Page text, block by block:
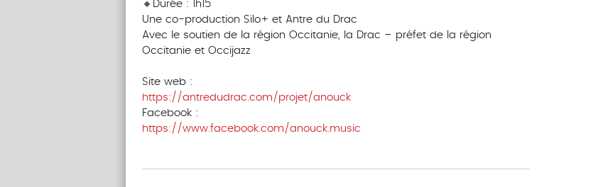
🔸Durée : 1h15
Une co-production Silo+ et Antre du Drac
Avec le soutien de la région Occitanie, la Drac – préfet de la région
Occitanie et Occijazz
Site web :
https://antredudrac.com/projet/anouck
Facebook :
https://www.facebook.com/anouck.music